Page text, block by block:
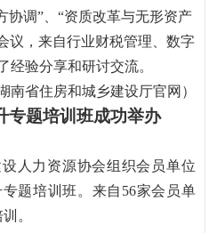
协调” 、“资质改革与无形资产
议 ，来自行业财税管理、数字
经验分享和研讨交流。
南省住房和城乡建设厅官网）
专题培训班成功举办
人力资源协会组织会员单位
题培训班。来自 56家会员单
。